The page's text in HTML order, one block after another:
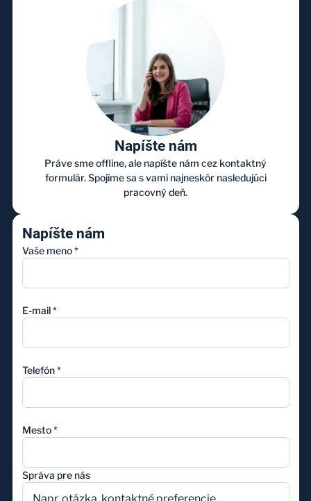
Napíšte nám
Práve sme offline, ale napíšte nám cez kontaktný
formulár. Spojíme sa s vami najneskôr nasledujúci
pracovný deň.
Napíšte nám
Vaše meno *
E-mail *
Telefón *
Mesto *
Správa pre nás